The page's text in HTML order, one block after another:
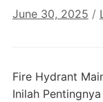
June 30, 2025 /
Fire Hydrant
Inilah